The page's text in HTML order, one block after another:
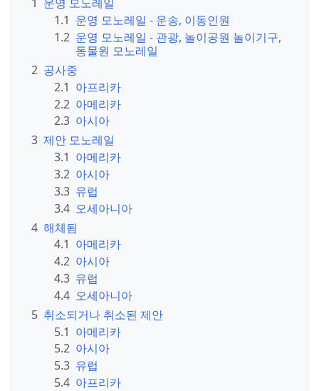
1.1 운영 모노레일 - 운송, 이동인원
1.2 운영 모노레일 - 관광, 놀이공원 놀이기구,
동물원 모노레일
2 공사중
2.1 아프리카
2.2 아메리카
2.3 아시아
3 제안 모노레일
3.1 아메리카
3.2 아시아
3.3 유럽
3.4 오세아니아
4 해체됨
4.1 아메리카
4.2 아시아
4.3 유럽
4.4 오세아니아
5 취소되거나 취소된 제안
5.1 아메리카
5.2 아시아
5.3 유럽
5.4 아프리카